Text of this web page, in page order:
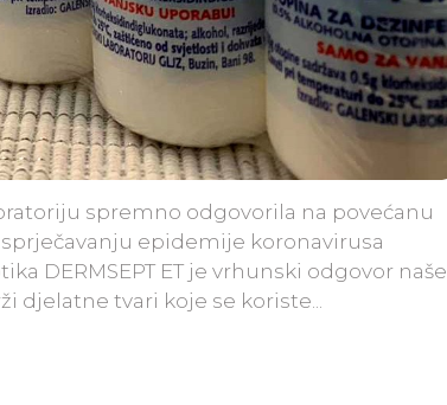
spremno odgovorila na povećanu
epidemije koronavirusa
DERMSEPT ET je vrhunski odgovor naše
djelatne tvari koje se koriste...